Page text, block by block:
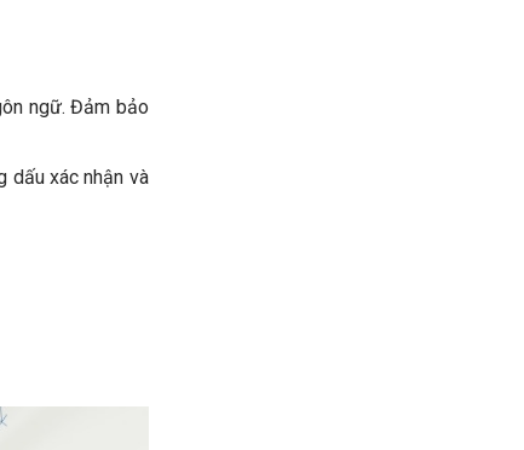
ngữ. Đảm bảo
dấu xác nhận và